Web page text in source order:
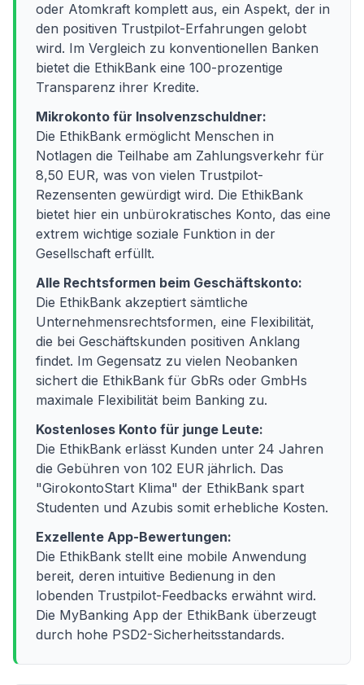
oder Atomkraft komplett aus, ein Aspekt, der in
den positiven Trustpilot-Erfahrungen gelobt
wird. Im Vergleich zu konventionellen Banken
bietet die EthikBank eine 100-prozentige
Transparenz ihrer Kredite.
Mikrokonto für Insolvenzschuldner:
Die EthikBank ermöglicht Menschen in
Notlagen die Teilhabe am Zahlungsverkehr für
8,50 EUR, was von vielen Trustpilot-
Rezensenten gewürdigt wird. Die EthikBank
bietet hier ein unbürokratisches Konto, das eine
extrem wichtige soziale Funktion in der
Gesellschaft erfüllt.
Alle Rechtsformen beim Geschäftskonto:
Die EthikBank akzeptiert sämtliche
Unternehmensrechtsformen, eine Flexibilität,
die bei Geschäftskunden positiven Anklang
findet. Im Gegensatz zu vielen Neobanken
sichert die EthikBank für GbRs oder GmbHs
maximale Flexibilität beim Banking zu.
Kostenloses Konto für junge Leute:
Die EthikBank erlässt Kunden unter 24 Jahren
die Gebühren von 102 EUR jährlich. Das
"GirokontoStart Klima" der EthikBank spart
Studenten und Azubis somit erhebliche Kosten.
Exzellente App-Bewertungen:
Die EthikBank stellt eine mobile Anwendung
bereit, deren intuitive Bedienung in den
lobenden Trustpilot-Feedbacks erwähnt wird.
Die MyBanking App der EthikBank überzeugt
durch hohe PSD2-Sicherheitsstandards.